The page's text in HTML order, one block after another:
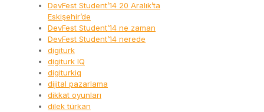
DevFest Student’14 20 Aralık’ta
Eskişehir’de
DevFest Student’14 ne zaman
DevFest Student’14 nerede
digiturk
digiturk IQ
digiturkiq
dijital pazarlama
dikkat oyunları
dilek türkan